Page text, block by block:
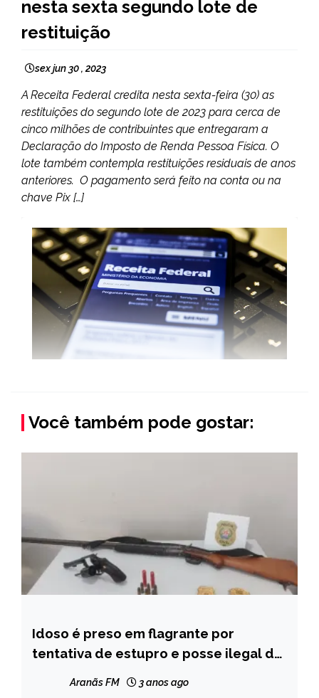
nesta sexta segundo lote de
restituição
sex jun 30 , 2023
A Receita Federal credita nesta sexta-feira (30) as
restituições do segundo lote de 2023 para cerca de
cinco milhões de contribuintes que entregaram a
Declaração do Imposto de Renda Pessoa Física. O
lote também contempla restituições residuais de anos
anteriores. O pagamento será feito na conta ou na
chave Pix […]
Você também pode gostar:
CAPELINHA
MINAS
Idoso é preso em flagrante por
tentativa de estupro e posse ilegal de
arma de fogo em Santa Maria do
Aranãs FM 3 anos ago